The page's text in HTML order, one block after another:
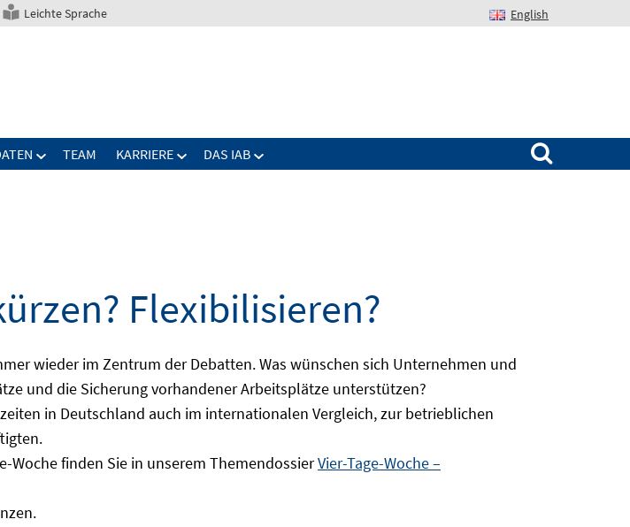
Leichte Sprache English
TEAM KARRIERE DAS IAB
Suchen nach:
Flexibilisieren?
wieder im Zentrum der Debatten. Was wünschen sich Unternehmen und
und die Sicherung vorhandener Arbeitsplätze unterstützen?
in Deutschland auch im internationalen Vergleich, zur betrieblichen
Woche finden Sie in unserem ThemendossierVier-Tage-Woche –